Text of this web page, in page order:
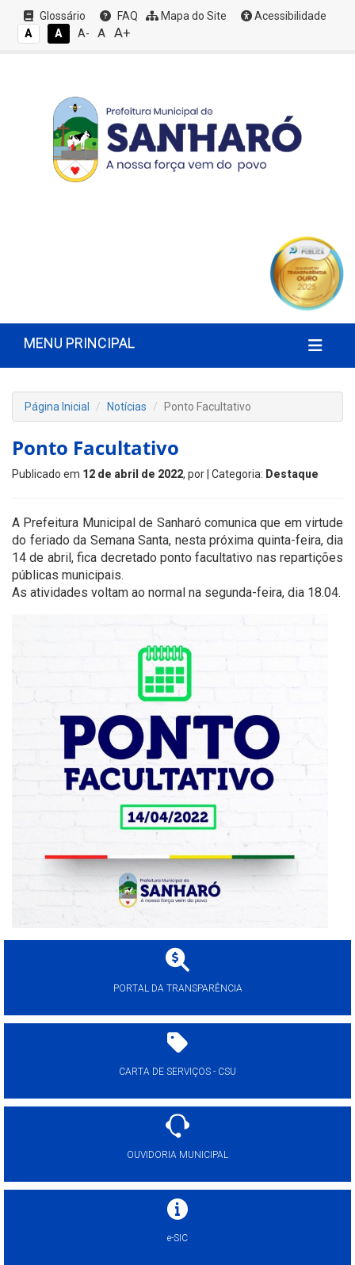
Glossário FAQ Mapa do Site
Acessibilidade
A
A A- A A+
MENU PRINCIPAL
Página Inicial Notícias Ponto Facultativo
Ponto Facultativo
Publicado em 12 de abril de 2022, por | Categoria: Destaque
A Prefeitura Municipal de Sanharó comunica que em virtude
do feriado da Semana Santa, nesta próxima quinta-feira, dia
14 de abril, fica decretado ponto facultativo nas repartições
públicas municipais.
As atividades voltam ao normal na segunda-feira, dia 18.04.
PORTAL DA TRANSPARÊNCIA
CARTA DE SERVIÇOS - CSU
OUVIDORIA MUNICIPAL
e-SIC